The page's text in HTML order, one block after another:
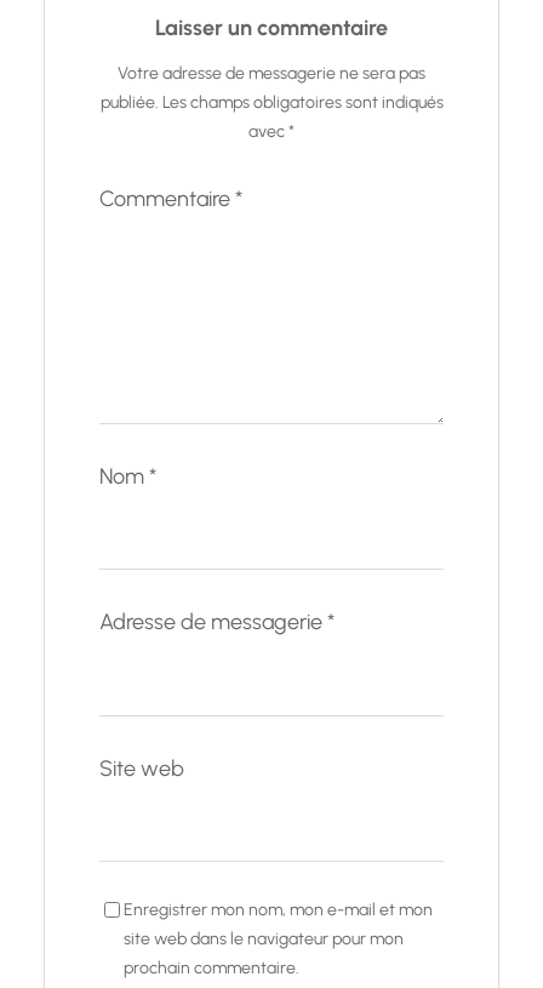
Laisser un commentaire
Votre adresse de messagerie ne sera pas
publiée. Les champs obligatoires sont indiqués
avec*
Commentaire*
Nom*
Adresse de messagerie*
Site web
Enregistrer mon nom, mon e-mail et mon
site web dans le navigateur pour mon
prochain commentaire.